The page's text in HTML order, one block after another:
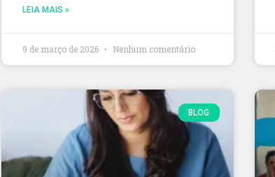
LEIA MAIS »
9 de março de 2026 Nenhum comentário
BLOG